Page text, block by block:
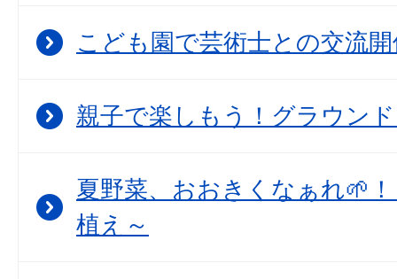
こども園で芸術士との交流
親子で楽しもう！グラウン
夏野菜、おおきくなぁれ🌱
植え～